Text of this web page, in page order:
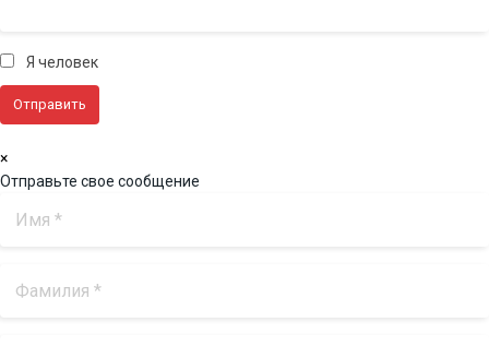
Я человек
×
Отправьте свое сообщение